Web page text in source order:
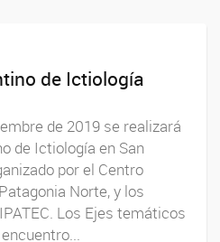
de Ictiología
de 2019 se realizará
de Ictiología en San
por el Centro
Norte, y los
Los Ejes temáticos